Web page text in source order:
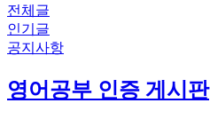
전체글
인기글
공지사항
영어공부 인증 게시판